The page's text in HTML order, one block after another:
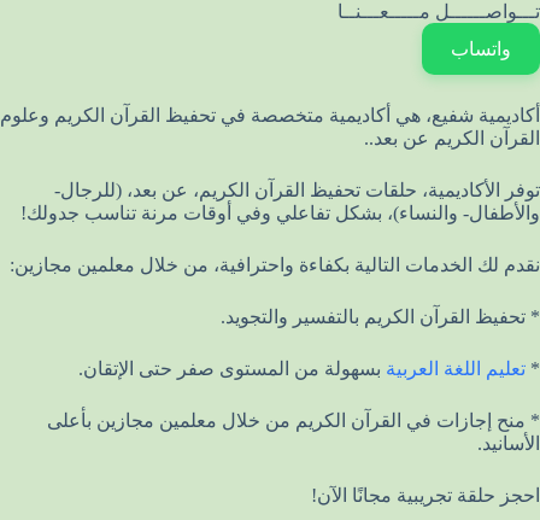
تـــواصــــــل مـــــعـــنــا
واتساب
أكاديمية شفيع، هي أكاديمية متخصصة في تحفيظ القرآن الكريم وعلوم
القرآن الكريم عن بعد..
توفر الأكاديمية، حلقات تحفيظ القرآن الكريم، عن بعد، (للرجال-
والأطفال- والنساء)، بشكل تفاعلي وفي أوقات مرنة تناسب جدولك!
نقدم لك الخدمات التالية بكفاءة واحترافية، من خلال معلمين مجازين:
* تحفيظ القرآن الكريم بالتفسير والتجويد.
* تعليم اللغة العربية بسهولة من المستوى صفر حتى الإتقان.
* منح إجازات في القرآن الكريم من خلال معلمين مجازين بأعلى
الأسانيد.
احجز حلقة تجريبية مجانًا الآن!